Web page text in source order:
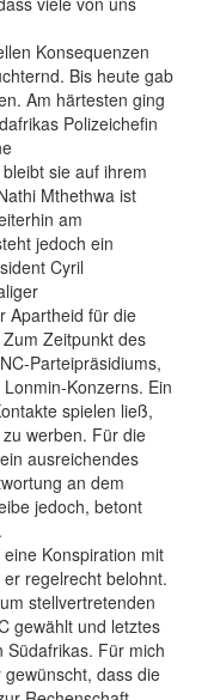
Konsequenzen
Bis heute gab
Am härtesten ging
Polizeichefin
sie auf ihrem
Mthethwa ist
am
jedoch ein
Cyril
Apartheid für die
Zeitpunkt des
Parteipräsidiums,
Konzerns. Ein
spielen ließ,
werben. Für die
ausreichendes
an dem
jedoch, betont
Konspiration mit
regelrecht belohnt.
stellvertretenden
gewählt und letztes
Südafrikas. Für mich
dass die